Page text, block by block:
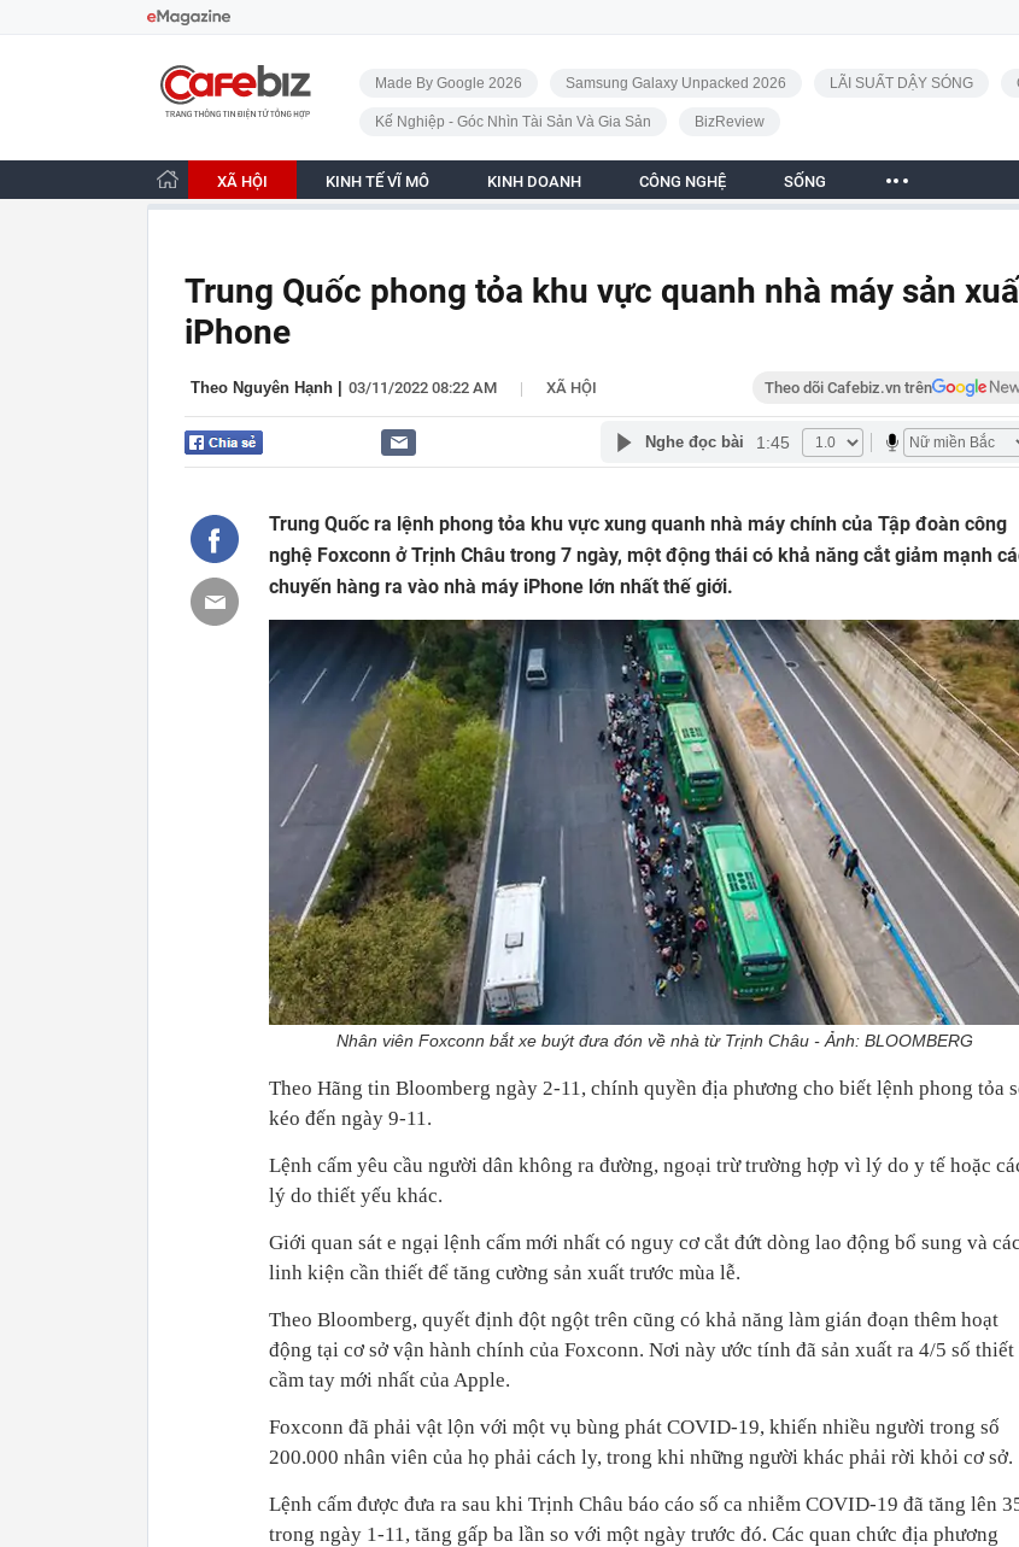
CafeBiz - Trang chủ
Made By Google 2026 Samsung Galaxy Unpacked 2026 LÃI SUẤT DẬY SÓNG
Kế Nghiệp - Góc Nhìn Tài Sản Và Gia Sản BizReview
XÃ HỘI KINH TẾ VĨ MÔ KINH DOANH CÔNG NGHỆ SỐNG
Trung Quốc phong tỏa khu vực quanh nhà máy sản
iPhone
Theo Nguyên Hạnh 03/11/2022 08:22 AM | XÃ HỘI Theo dõi Cafebiz.vn trên
Nghe đọc bài 1:45
Trung Quốc ra lệnh phong tỏa khu vực xung quanh nhà máy chính của Tập đoàn công
nghệ Foxconn ở Trịnh Châu trong 7 ngày, một động thái có khả năng cắt giảm mạnh
chuyến hàng ra vào nhà máy iPhone lớn nhất thế giới.
Nhân viên Foxconn bắt xe buýt đưa đón về nhà từ Trịnh Châu - Ảnh: BLOOMBERG
Theo Hãng tin Bloomberg ngày 2-11, chính quyền địa phương cho biết lệnh phong tỏa
kéo đến ngày 9-11.
Lệnh cấm yêu cầu người dân không ra đường, ngoại trừ trường hợp vì lý do y tế hoặc
lý do thiết yếu khác.
Giới quan sát e ngại lệnh cấm mới nhất có nguy cơ cắt đứt dòng lao động bổ sung và các
linh kiện cần thiết để tăng cường sản xuất trước mùa lễ.
Theo Bloomberg, quyết định đột ngột trên cũng có khả năng làm gián đoạn thêm hoạt
động tại cơ sở vận hành chính của Foxconn. Nơi này ước tính đã sản xuất ra 4/5 số
cầm tay mới nhất của Apple.
Foxconn đã phải vật lộn với một vụ bùng phát COVID-19, khiến nhiều người trong số
200.000 nhân viên của họ phải cách ly, trong khi những người khác phải rời khỏi cơ sở.
Lệnh cấm được đưa ra sau khi Trịnh Châu báo cáo số ca nhiễm COVID-19 đã tăng lên
trong ngày 1-11, tăng gấp ba lần so với một ngày trước đó. Các quan chức địa phương